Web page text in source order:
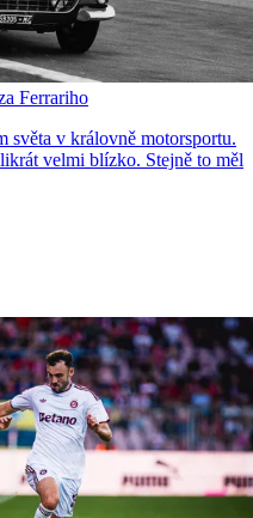
Ferrariho
světa v královně motorsportu.
velmi blízko. Stejně to měl